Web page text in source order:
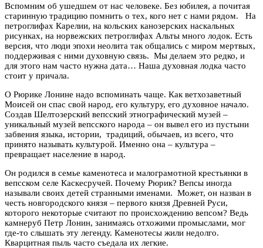
Вспомним об ушедшем от нас человеке. Без юбилея, а почитая
старинную традицию помнить о тех, кого нет с нами рядом. На
петроглифах Карелии, на кольских канозерских наскальных
рисунках, на норвежских петроглифах Альты много лодок. Есть
версия, что люди эпохи неолита так общались с миром мертвых,
поддерживая с ними духовную связь. Мы делаем это редко, и
для этого нам часто нужна дата… Наша духовная лодка часто
стоит у причала.
О Рюрике Лонине надо вспоминать чаще. Как ветхозаветный
Моисей он спас свой народ, его культуру, его духовное начало.
Создав Шелтозерский вепсский этнографический музей –
уникальный музей вепсского народа – он вывел его из пустыни
забвения языка, истории, традиций, обычаев, из всего, что
принято называть культурой. Именно она – культура –
превращает население в народ.
Он родился в семье каменотеса и малограмотной крестьянки в
вепсском селе Каскесручей. Почему Рюрик? Вепсы иногда
называли своих детей странными именами. Может, он назван в
честь новгородского князя – первого князя Древней Руси,
которого некоторые считают по происхождению вепсом? Ведь
камнеруб Петр Лонин, занимаясь отхожими промыслами, мог
где-то слышать эту легенду. Каменотесы жили недолго.
Кварцитная пыль часто съедала их легкие.